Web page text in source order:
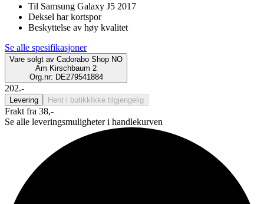
Til Samsung Galaxy J5 2017
Deksel har kortspor
Beskyttelse av høy kvalitet
Se alle spesifikasjoner
Vare solgt av Cadorabo Shop NO
Am Kirschbaum 2
Org.nr: DE279541884
202.-
Levering Hent i butikk Ikke tilgjengelig
Frakt fra 38,-
Se alle leveringsmuligheter i handlekurven